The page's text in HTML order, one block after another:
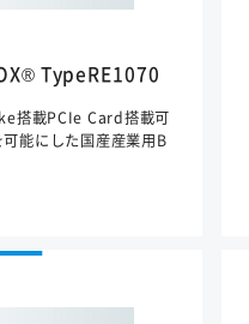
TypeRE1070
載PCIe Card搭載可
能にした国産産業用B